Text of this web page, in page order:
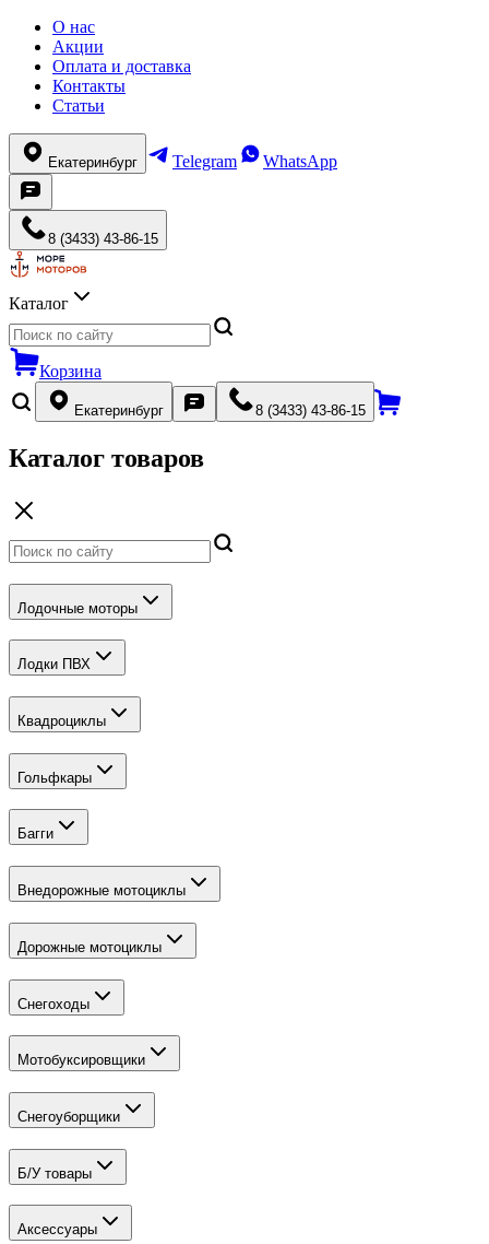
О нас
Акции
Оплата и доставка
Контакты
Статьи
Екатеринбург Telegram WhatsApp
8 (3433) 43-86-15
Каталог
Корзина
Екатеринбург 8 (3433) 43-86-15
Каталог товаров
Лодочные моторы
Лодки ПВХ
Квадроциклы
Гольфкары
Багги
Внедорожные мотоциклы
Дорожные мотоциклы
Снегоходы
Мотобуксировщики
Снегоуборщики
Б/У товары
Аксессуары